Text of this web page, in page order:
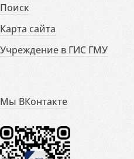
Поиск
Карта сайта
Учреждение в ГИС ГМУ
Мы ВКонтакте